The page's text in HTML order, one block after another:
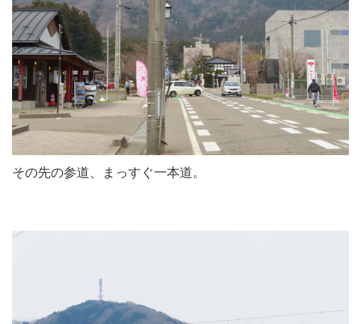
その先の参道、まっすぐ一本道。